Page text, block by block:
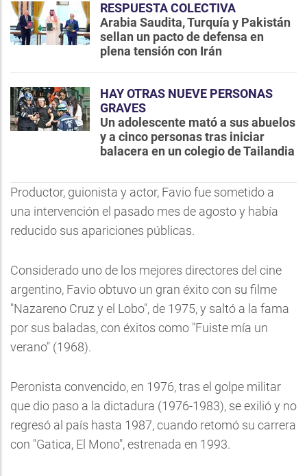
RESPUESTA COLECTIVA
Arabia Saudita, Turquía y Pakistán
sellan un pacto de defensa en
plena tensión con Irán
HAY OTRAS NUEVE PERSONAS
GRAVES
Un adolescente mató a sus abuelos
y a cinco personas tras iniciar
balacera en un colegio de Tailandia
Productor, guionista y actor, Favio fue sometido a
una intervención el pasado mes de agosto y había
reducido sus apariciones públicas.
Considerado uno de los mejores directores del cine
argentino, Favio obtuvo un gran éxito con su filme
"Nazareno Cruz y el Lobo", de 1975, y saltó a la fama
por sus baladas, con éxitos como "Fuiste mía un
verano" (1968).
Peronista convencido, en 1976, tras el golpe militar
que dio paso a la dictadura (1976-1983), se exilió y no
regresó al país hasta 1987, cuando retomó su carrera
con "Gatica, El Mono", estrenada en 1993.